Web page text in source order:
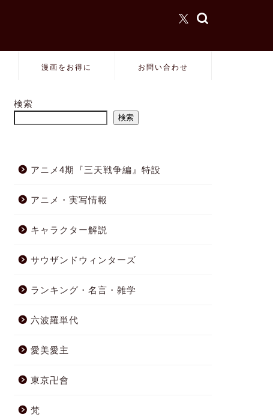
漫画をお得に お問い合わせ
検索
検索
アニメ4期『三天戦争編』特設
アニメ・実写情報
キャラクター解説
サウザンドウィンターズ
ランキング・名言・雑学
六波羅単代
愛美愛主
東京卍會
梵